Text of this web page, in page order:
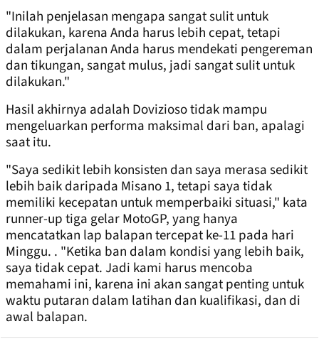
"Inilah penjelasan mengapa sangat sulit untuk
dilakukan, karena Anda harus lebih cepat, tetapi
dalam perjalanan Anda harus mendekati pengereman
dan tikungan, sangat mulus, jadi sangat sulit untuk
dilakukan."
Hasil akhirnya adalah Dovizioso tidak mampu
mengeluarkan performa maksimal dari ban, apalagi
saat itu.
"Saya sedikit lebih konsisten dan saya merasa sedikit
lebih baik daripada Misano 1, tetapi saya tidak
memiliki kecepatan untuk memperbaiki situasi," kata
runner-up tiga gelar MotoGP, yang hanya
mencatatkan lap balapan tercepat ke-11 pada hari
Minggu. . "Ketika ban dalam kondisi yang lebih baik,
saya tidak cepat. Jadi kami harus mencoba
memahami ini, karena ini akan sangat penting untuk
waktu putaran dalam latihan dan kualifikasi, dan di
awal balapan.